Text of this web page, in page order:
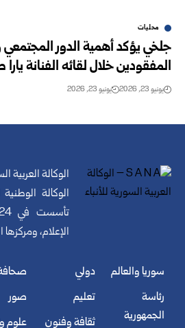
محليات
جلخي يؤكد أهمية الدور
المفقودين خلال لقائه الفنانة
يونيو 23, 2026 يونيو 23, 2026
الوكالة العربية
الوكالة
الإعلام،
سوريا والعالم
رئاسة
الجمهورية
دولي
تعليم
ثقافة وفنون
صور
علوم